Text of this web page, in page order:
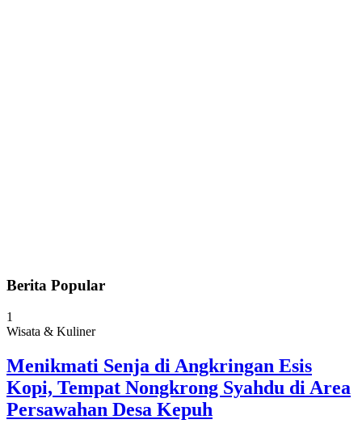
Berita Popular
1
Wisata & Kuliner
Menikmati Senja di Angkringan Esis
Kopi, Tempat Nongkrong Syahdu di Area
Persawahan Desa Kepuh